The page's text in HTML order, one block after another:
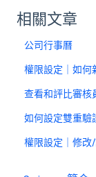
相關文章
公司行事曆
權限設定｜如何
查看和評比審核
如何設定雙重驗
權限設定｜修改